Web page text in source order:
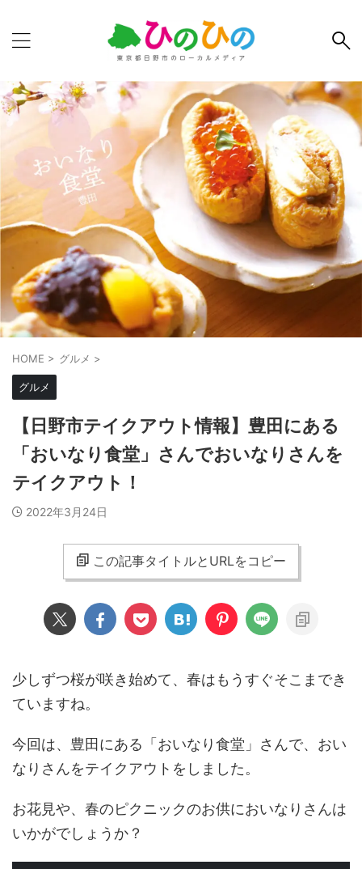
HOME > グルメ >
グルメ
【日野市テイクアウト情報】豊田にある
「おいなり食堂」さんでおいなりさんを
テイクアウト！
2022年3月24日
この記事タイトルとURLをコピー
少しずつ桜が咲き始めて、春はもうすぐそこまでき
ていますね。
今回は、豊田にある「おいなり食堂」さんで、おい
なりさんをテイクアウトをしました。
お花見や、春のピクニックのお供においなりさんは
いかがでしょうか？